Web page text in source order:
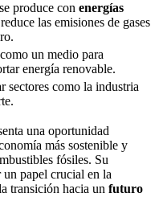
produce con energías
las emisiones de gases
un medio para
energía renovable.
sectores como la industria
una oportunidad
más sostenible y
fósiles. Su
papel crucial en la
transición hacia un futuro